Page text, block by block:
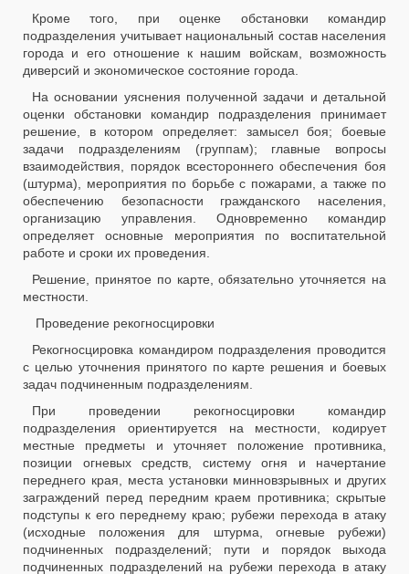
Кроме того, при оценке обстановки командир
подразделения учитывает национальный состав населения
города и его отношение к нашим войскам, возможность
диверсий и экономическое состояние города.
На основании уяснения полученной задачи и детальной
оценки обстановки командир подразделения принимает
решение, в котором определяет: замысел боя; боевые
задачи подразделениям (группам); главные вопросы
взаимодействия, порядок всестороннего обеспечения боя
(штурма), мероприятия по борьбе с пожарами, а также по
обеспечению безопасности гражданского населения,
организацию управления. Одновременно командир
определяет основные мероприятия по воспитательной
работе и сроки их проведения.
Решение, принятое по карте, обязательно уточняется на
местности.
Проведение рекогносцировки
Рекогносцировка командиром подразделения проводится
с целью уточнения принятого по карте решения и боевых
задач подчиненным подразделениям.
При проведении рекогносцировки командир
подразделения ориентируется на местности, кодирует
местные предметы и уточняет положение противника,
позиции огневых средств, систему огня и начертание
переднего края, места установки минновзрывных и других
заграждений перед передним краем противника; скрытые
подступы к его переднему краю; рубежи перехода в атаку
(исходные положения для штурма, огневые рубежи)
подчиненных подразделений; пути и порядок выхода
подчиненных подразделений на рубежи перехода в атаку